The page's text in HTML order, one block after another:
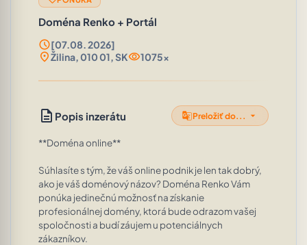
Doména Renko + Portál
schedule[07.08. 2026]
location_onŽilina, 010 01, SKvisibility1075x
description Popis inzerátu g_translatePreložiť do... arrow_drop_down
**Doména online**
Súhlasíte s tým, že váš online podnik je len tak dobrý,
ako je váš doménový názov? Doména Renko Vám
ponúka jedinečnú možnosť na získanie
profesionálnej domény, ktorá bude odrazom vašej
spoločnosti a budí záujem u potenciálnych
zákazníkov.